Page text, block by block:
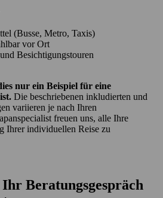
(Busse, Metro, Taxis)
vor Ort
Besichtigungstouren
nur ein Beispiel für eine
Die beschriebenen inkludierten und
variieren je nach Ihren
freuen uns, alle Ihre
Ihrer individuellen Reise zu
Beratungsgespräch